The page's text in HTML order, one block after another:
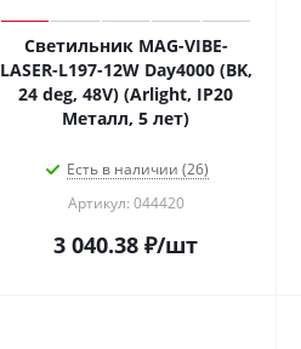
Светильник MAG-VIBE-
LASER-L197-12W Day4000 (BK,
24 deg, 48V) (Arlight, IP20
Металл, 5 лет)
Есть в наличии (26)
Артикул: 044420
3 040.38 ₽/шт